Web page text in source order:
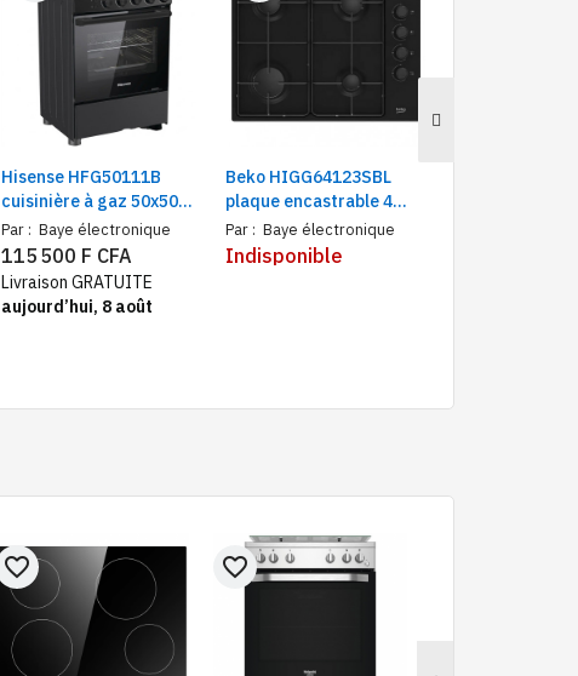
Hisense HFG50111B
cuisinière à gaz 50x50
cm 4 feux noir avec four
à convection, auto-
allumage et sécurité gaz
Par : Baye électronique
115 500 F CFA
Livraison GRATUITE
aujourd’hui, 8 août
Beko HIGG64123SBL
plaque encastrable 4
feux gaz Noir 7900 W
Par : Baye électronique
Indisponible
favorite_border favorite_border